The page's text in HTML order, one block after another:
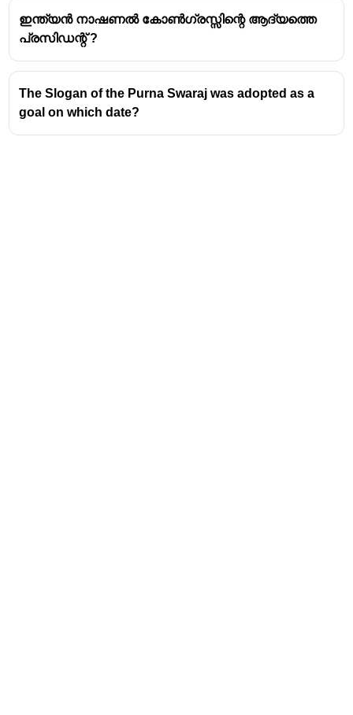
ഇന്ത്യൻ നാഷണൽ കോൺഗ്രസ്സിന്റെ ആദ്യത്തെ
പ്രസിഡന്റ് ?
The Slogan of the Purna Swaraj was adopted as a
goal on which date?